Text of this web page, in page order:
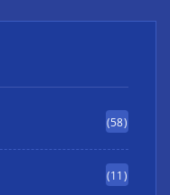
(58)
(11)